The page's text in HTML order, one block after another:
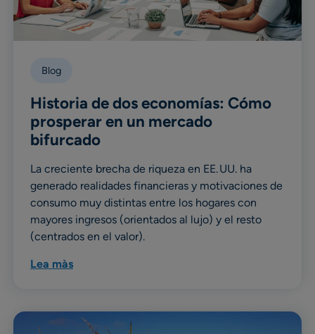
Blog
Historia de dos economías: Cómo
prosperar en un mercado
bifurcado
La creciente brecha de riqueza en EE. UU. ha
generado realidades financieras y motivaciones de
consumo muy distintas entre los hogares con
mayores ingresos (orientados al lujo) y el resto
(centrados en el valor).
Lea màs